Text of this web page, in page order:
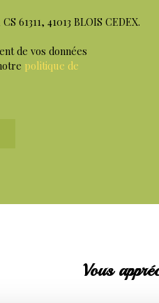
61311, 41013 BLOIS CEDEX.
de vos données
politique de
Vous